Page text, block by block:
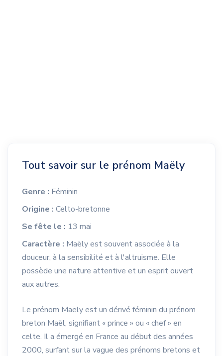
Tout savoir sur le prénom Maëly
Genre : Féminin
Origine : Celto-bretonne
Se fête le : 13 mai
Caractère : Maëly est souvent associée à la
douceur, à la sensibilité et à l'altruisme. Elle
possède une nature attentive et un esprit ouvert
aux autres.
Le prénom Maëly est un dérivé féminin du prénom
breton Maël, signifiant « prince » ou « chef » en
celte. Il a émergé en France au début des années
2000, surfant sur la vague des prénoms bretons et